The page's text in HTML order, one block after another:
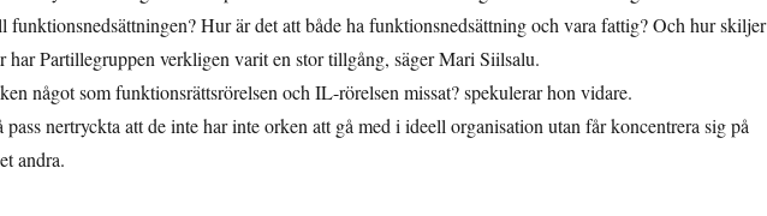
Hur är det att både ha funktionsnedsättning och vara fattig? Och hur skiljer
har Partillegruppen verkligen varit en stor tillgång, säger Mari Siilsalu.
något som funktionsrättsrörelsen och IL-rörelsen missat? spekulerar hon vidare.
nertryckta att de inte har inte orken att gå med i ideell organisation utan får koncentrera sig på
andra.